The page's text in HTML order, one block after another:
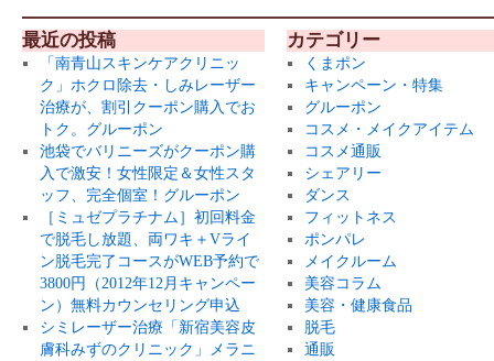
最近の投稿
「南青山スキンケアクリニッ
ク」ホクロ除去・しみレーザー
治療が、割引クーポン購入でお
トク。グルーポン
池袋でバリニーズがクーポン購
入で激安！女性限定＆女性スタ
ッフ、完全個室！グルーポン
［ミュゼプラチナム］初回料金
で脱毛し放題、両ワキ＋Vライ
ン脱毛完了コースがWEB予約で
3800円（2012年12月キャンペー
ン）無料カウンセリング申込
シミレーザー治療「新宿美容皮
膚科みずのクリニック」メラニ
カテゴリー
くまポン
キャンペーン・特集
グルーポン
コスメ・メイクアイテム
コスメ通販
シェアリー
ダンス
フィットネス
ポンパレ
メイクルーム
美容コラム
美容・健康食品
脱毛
通販